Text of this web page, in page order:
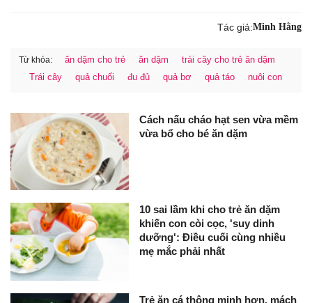
Tác giả:Minh Hằng
Từ khóa: ăn dặm cho trẻ ăn dặm
trái cây cho trẻ ăn dặm
Trái cây
quả chuối đu đủ quả bơ quả táo nuôi con
Cách nấu cháo hạt sen vừa mềm
vừa bổ cho bé ăn dặm
10 sai lầm khi cho trẻ ăn dặm
khiến con còi cọc, 'suy dinh
dưỡng': Điều cuối cùng nhiều
mẹ mắc phải nhất
Trẻ ăn cá thông minh hơn, mách